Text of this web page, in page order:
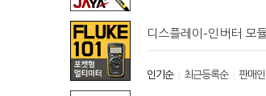
디스플레이-인버터 모
인기순| 최근등록순| 판매